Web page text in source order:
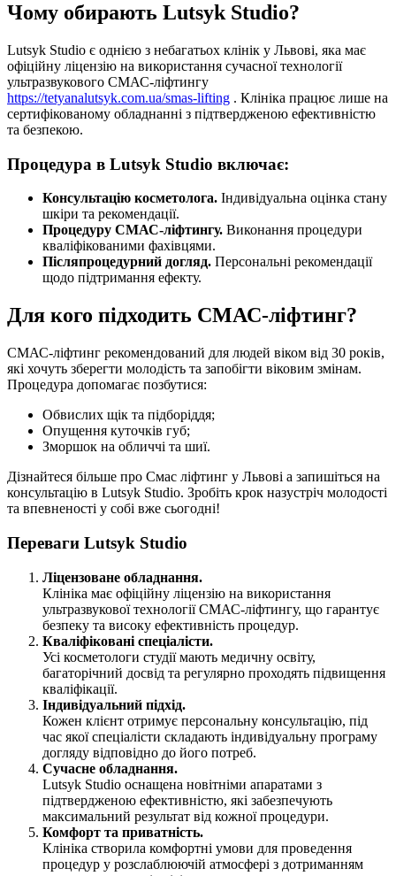
Чому обирають Lutsyk Studio?
Lutsyk Studio є однією з небагатьох клінік у Львові, яка має
офіційну ліцензію на використання сучасної технології
ультразвукового СМАС-ліфтингу
https://tetyanalutsyk.com.ua/smas-lifting . Клініка працює лише на
сертифікованому обладнанні з підтвердженою ефективністю
та безпекою.
Процедура в Lutsyk Studio включає:
Консультацію косметолога. Індивідуальна оцінка стану
шкіри та рекомендації.
Процедуру СМАС-ліфтингу. Виконання процедури
кваліфікованими фахівцями.
Післяпроцедурний догляд. Персональні рекомендації
щодо підтримання ефекту.
Для кого підходить СМАС-ліфтинг?
СМАС-ліфтинг рекомендований для людей віком від 30 років,
які хочуть зберегти молодість та запобігти віковим змінам.
Процедура допомагає позбутися:
Обвислих щік та підборіддя;
Опущення куточків губ;
Зморшок на обличчі та шиї.
Дізнайтеся більше про Смас ліфтинг у Львові а запишіться на
консультацію в Lutsyk Studio. Зробіть крок назустріч молодості
та впевненості у собі вже сьогодні!
Переваги Lutsyk Studio
Ліцензоване обладнання.
Клініка має офіційну ліцензію на використання
ультразвукової технології СМАС-ліфтингу, що гарантує
безпеку та високу ефективність процедур.
Кваліфіковані спеціалісти.
Усі косметологи студії мають медичну освіту,
багаторічний досвід та регулярно проходять підвищення
кваліфікації.
Індивідуальний підхід.
Кожен клієнт отримує персональну консультацію, під
час якої спеціалісти складають індивідуальну програму
догляду відповідно до його потреб.
Сучасне обладнання.
Lutsyk Studio оснащена новітніми апаратами з
підтвердженою ефективністю, які забезпечують
максимальний результат від кожної процедури.
Комфорт та приватність.
Клініка створила комфортні умови для проведення
процедур у розслаблюючій атмосфері з дотриманням